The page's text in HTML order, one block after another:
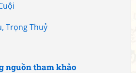
Trọng Thuỷ
nguồn tham khảo